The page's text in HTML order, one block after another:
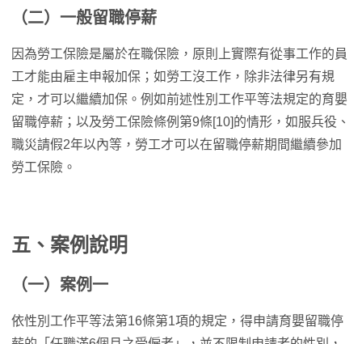
（二）一般留職停薪
因為勞工保險是屬於在職保險，原則上實際有從事工作的員
工才能由雇主申報加保；如勞工沒工作，除非法律另有規
定，才可以繼續加保。例如前述性別工作平等法規定的育嬰
留職停薪；以及勞工保險條例第9條[10]的情形，如服兵役、
職災請假2年以內等，勞工才可以在留職停薪期間繼續參加
勞工保險。
五、案例說明
（一）案例一
依性別工作平等法第16條第1項的規定，得申請育嬰留職停